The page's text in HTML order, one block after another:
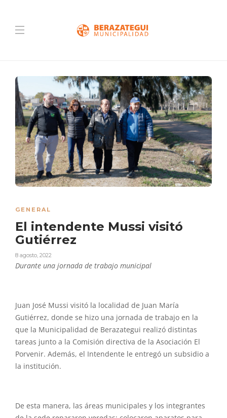
GENERAL
El intendente Mussi visitó
Gutiérrez
8 agosto, 2022
Durante una jornada de trabajo municipal
Juan José Mussi visitó la localidad de Juan María
Gutiérrez, donde se hizo una jornada de trabajo en la
que la Municipalidad de Berazategui realizó distintas
tareas junto a la Comisión directiva de la Asociación El
Porvenir. Además, el Intendente le entregó un subsidio a
la institución.
De esta manera, las áreas municipales y los integrantes